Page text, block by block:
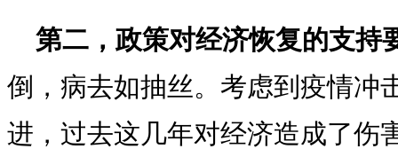
第二，政策对经济恢复的支持
倒，病去如抽丝。考虑到疫情冲
进，过去这几年对经济造成了伤